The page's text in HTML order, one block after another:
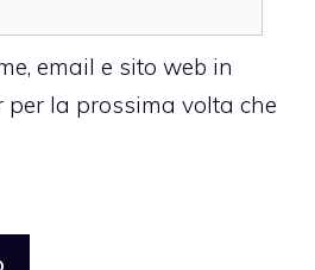
email e sito web in
per la prossima volta che